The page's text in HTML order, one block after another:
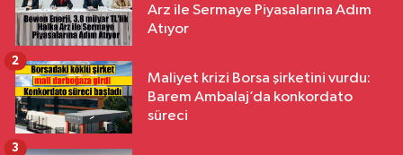
Arz ile Sermaye Piyasalarına Adım
Atıyor
Maliyet krizi Borsa şirketini vurdu:
Barem Ambalaj’da konkordato
süreci
2
3